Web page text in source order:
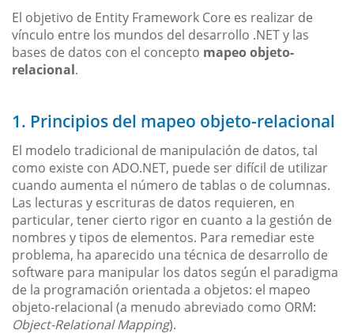
El objetivo de Entity Framework Core es realizar de
vínculo entre los mundos del desarrollo .NET y las
bases de datos con el concepto mapeo objeto-
relacional.
1. Principios del mapeo objeto-relacional
El modelo tradicional de manipulación de datos, tal
como existe con ADO.NET, puede ser difícil de utilizar
cuando aumenta el número de tablas o de columnas.
Las lecturas y escrituras de datos requieren, en
particular, tener cierto rigor en cuanto a la gestión de
nombres y tipos de elementos. Para remediar este
problema, ha aparecido una técnica de desarrollo de
software para manipular los datos según el paradigma
de la programación orientada a objetos: el mapeo
objeto-relacional (a menudo abreviado como ORM:
Object-Relational Mapping).